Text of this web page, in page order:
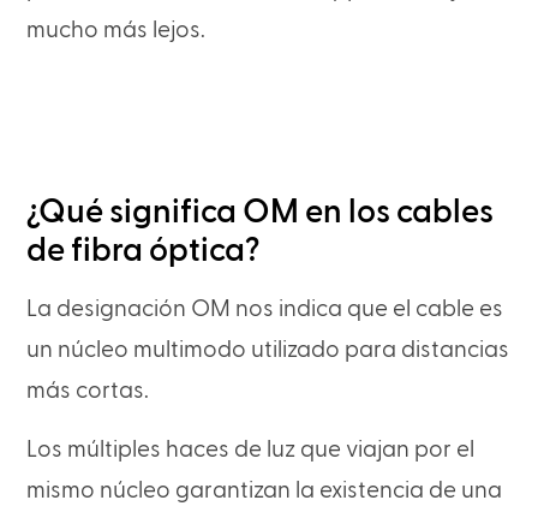
mucho más lejos.
¿Qué significa OM en los cables
de fibra óptica?
La designación OM nos indica que el cable es
un núcleo multimodo utilizado para distancias
más cortas.
Los múltiples haces de luz que viajan por el
mismo núcleo garantizan la existencia de una